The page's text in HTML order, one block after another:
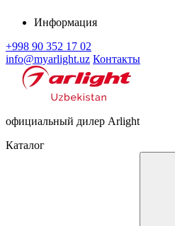
Информация
+998 90 352 17 02
info@myarlight.uz Контакты
официальный дилер Arlight
Каталог